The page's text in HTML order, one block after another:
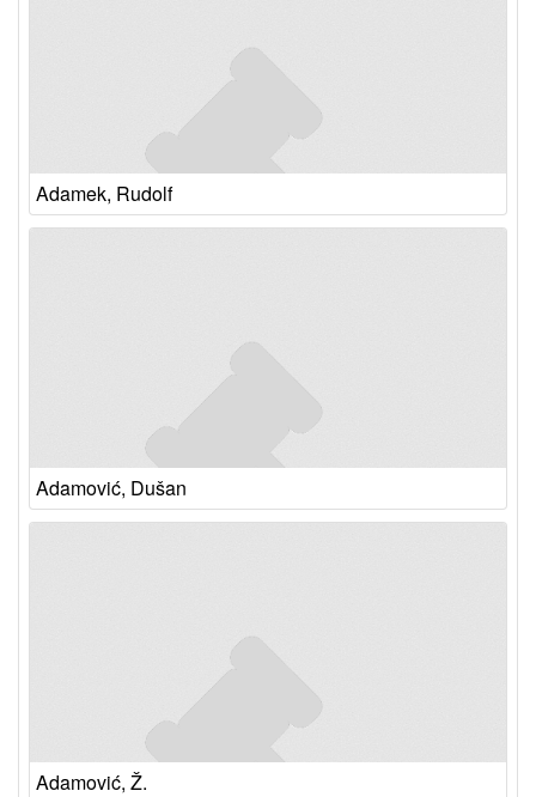
Adamek, Rudolf
Adamović, Dušan
Adamović, Ž.